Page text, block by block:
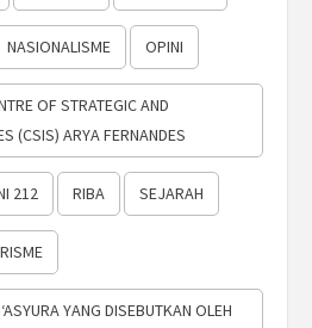
NASIONALISME OPINI
OF STRATEGIC AND
(CSIS) ARYA FERNANDES
212 RIBA SEJARAH
YANG DISEBUTKAN OLEH